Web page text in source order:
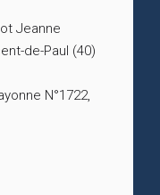
Jeanne
de-Paul (40)
N°1722,